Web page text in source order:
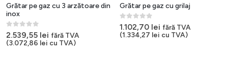
Grătar pe gaz cu 3 arzătoare din
inox
0out of 5
2.539,55 lei fără TVA
(3.072,86 lei cu TVA)
Grătar pe gaz cu grilaj
0 out of 5
1.102,70 lei fără TVA
(1.334,27 lei cu TVA)